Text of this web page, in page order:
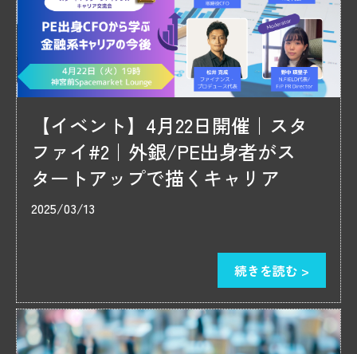
【イベント】4月22日開催｜スタ
ファイ#2｜外銀/PE出身者がス
タートアップで描くキャリア
2025/03/13
続きを読む >